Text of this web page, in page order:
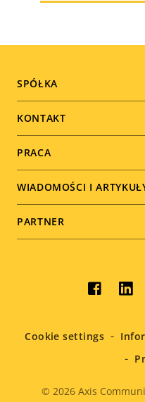
Footer
menu
SPÓŁKA
KONTAKT
PRACA
WIADOMOŚCI I
PARTNER
Social
menu
© 2026 Axis
Cookie settings